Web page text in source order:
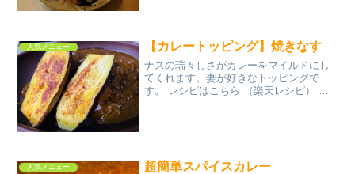
人気メニュー 【カレートッピング】焼きなす
ナスの瑞々しさがカレーをマイルドにし
てくれます。妻が好きなトッピングで
す。 レシピはこちら （楽天レシピ） 約
人気メニュー 超簡単スパイスカレー